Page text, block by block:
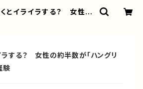
とイライラする？ 女性の
ラする？ 女性の約半数が「ハングリ
験